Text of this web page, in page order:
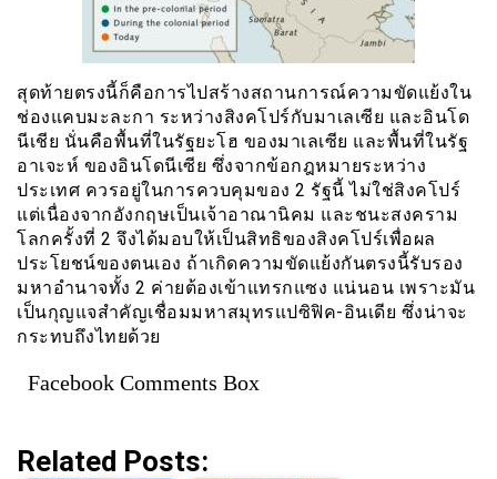
สุดท้ายตรงนี้ก็คือการไปสร้างสถานการณ์ความขัดแย้งใน
ช่องแคบมะละกา ระหว่างสิงคโปร์กับมาเลเซีย และอินโด
นีเชีย นั่นคือพื้นที่ในรัฐยะโฮ ของมาเลเซีย และพื้นที่ในรัฐ
อาเจะห์ ของอินโดนีเซีย ซึ่งจากข้อกฎหมายระหว่าง
ประเทศ ควรอยู่ในการควบคุมของ 2 รัฐนี้ ไม่ใช่สิงคโปร์
แต่เนื่องจากอังกฤษเป็นเจ้าอาณานิคม และชนะสงคราม
โลกครั้งที่ 2 จึงได้มอบให้เป็นสิทธิของสิงคโปร์เพื่อผล
ประโยชน์ของตนเอง ถ้าเกิดความขัดแย้งกันตรงนี้รับรอง
มหาอำนาจทั้ง 2 ค่ายต้องเข้าแทรกแซง แน่นอน เพราะมัน
เป็นกุญแจสำคัญเชื่อมมหาสมุทรแปซิฟิค-อินเดีย ซึ่งน่าจะ
กระทบถึงไทยด้วย
Facebook Comments Box
Related Posts: